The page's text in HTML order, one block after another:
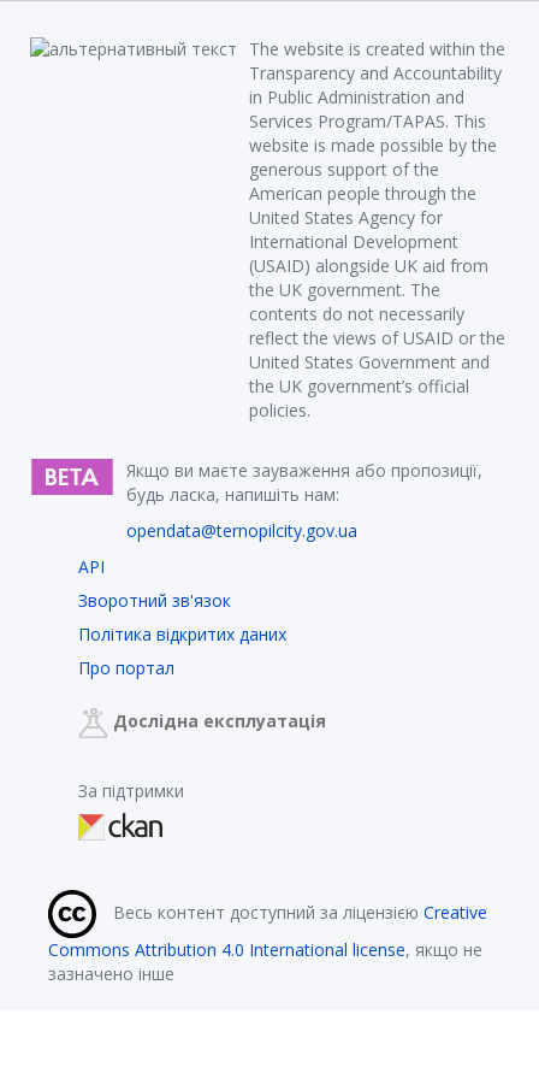
The website is created within the
Transparency and Accountability
in Public Administration and
Services Program/TAPAS. This
website is made possible by the
generous support of the
American people through the
United States Agency for
International Development
(USAID) alongside UK aid from
the UK government. The
contents do not necessarily
reflect the views of USAID or the
United States Government and
the UK government’s official
policies.
Якщо ви маєте зауваження або пропозиції,
будь ласка, напишіть нам:
opendata@ternopilcity.gov.ua
API
Зворотний зв'язок
Політика відкритих даних
Про портал
Дослідна експлуатація
За підтримки
Весь контент доступний за ліцензією Creative
Commons Attribution 4.0 International license, якщо не
зазначено інше